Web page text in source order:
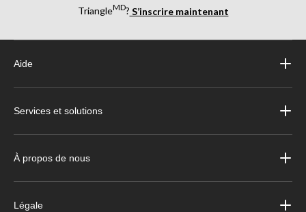
TriangleMD? S’inscrire maintenant
Aide
Services et solutions
À propos de nous
Légale